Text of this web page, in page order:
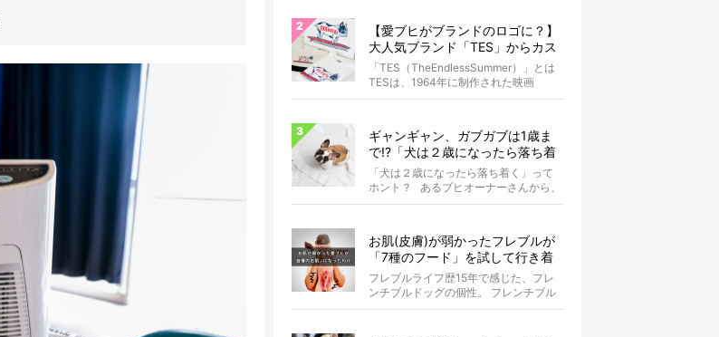
【愛ブヒがブランドのロゴに？】
大人気ブランド「TES」からカス
タムオーダーが誕生！
「TES（TheEndlessSummer）」とは
TESは、1964年に制作された映画
『The...
ギャンギャン、ガブガブは1歳ま
で!?「犬は２歳になったら落ち着
く」という都市伝説は本当？
「犬は２歳になったら落ち着く」って
ホント？ あるブヒオーナーさんから、
こんな質問がありました。...
お肌(皮膚)が弱かったフレブルが
「7種のフード」を試して行き着
いた「病院知らず」の実体験
フレブルライフ歴15年で感じた、フレ
ンチブルドッグの個性。 フレンチブル
ドッグと暮らしはじめて15年になる筆